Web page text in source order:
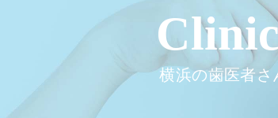
横浜の歯医者さ